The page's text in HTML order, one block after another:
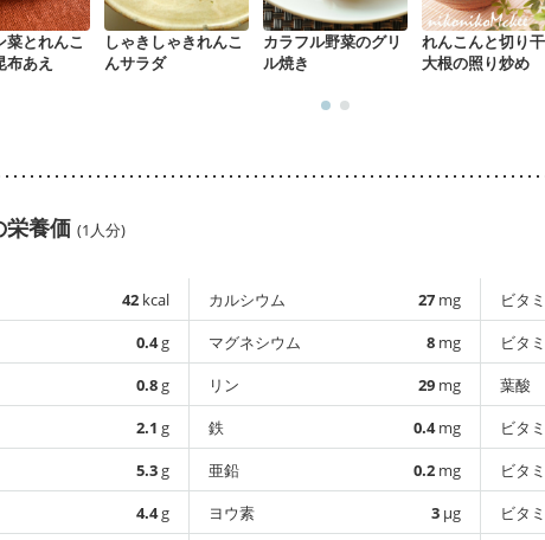
菜とれんこ
布あえ
しゃきしゃきれんこ
んサラダ
カラフル野菜のグリ
ル焼き
れんこんと切り
大根の照り炒め
栄養価 (1人分)
42 kcal
0.4g
0.8g
2.1 g
5.3g
4.4g
カルシウム 27 mg
マグネシウム
8 mg
リン
29 mg
鉄
0.4mg
亜鉛
0.2 mg
ヨウ素
3 µg
ビタ
ビタ
葉酸
ビタ
ビタ
ビタ